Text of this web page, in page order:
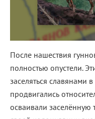
После нашествия
полностью опустели.
заселяться славянами
продвигались
осваивали